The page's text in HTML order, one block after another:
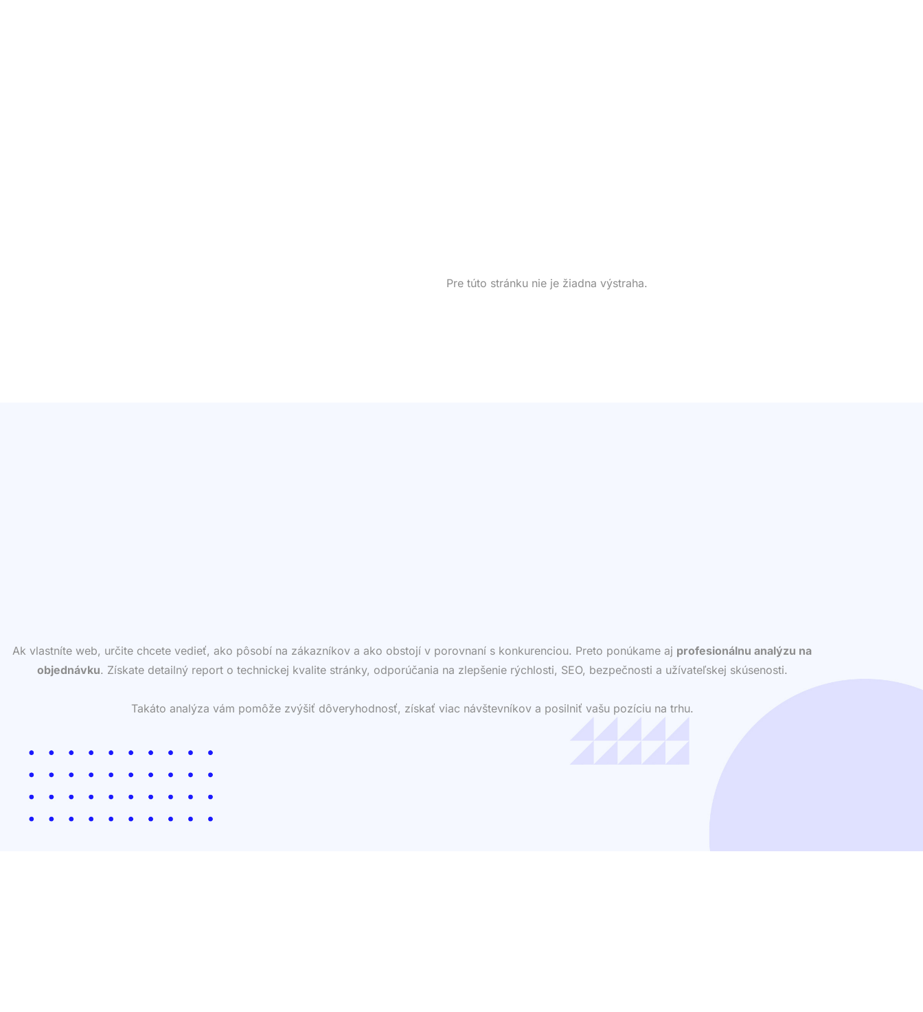
Pre túto stránku nie je žiadna výstraha.
Ak vlastníte web, určite chcete vedieť, ako pôsobí na zákazníkov a ako obstojí v porovnaní s konkurenciou. Preto ponúkame aj profesionálnu analýzu na
objednávku. Získate detailný report o technickej kvalite stránky, odporúčania na zlepšenie rýchlosti, SEO, bezpečnosti a užívateľskej skúsenosti.
Takáto analýza vám pomôže zvýšiť dôveryhodnosť, získať viac návštevníkov a posilniť vašu pozíciu na trhu.